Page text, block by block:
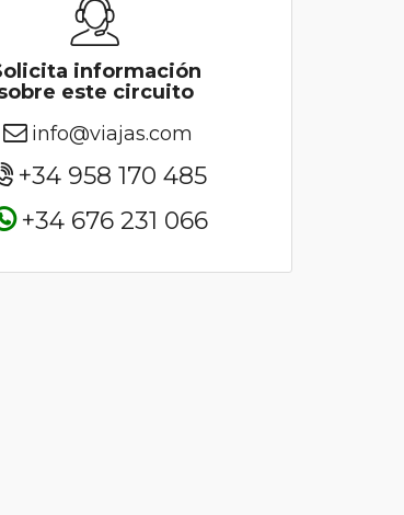
información
este circuito
info@viajas.com
+34 958 170 485
+34 676 231 066